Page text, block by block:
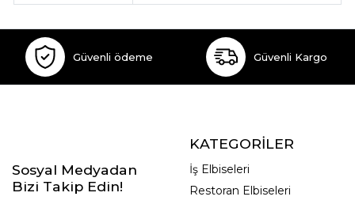
Güvenli ödeme Güvenli Kargo
Sosyal Medyadan
Bizi Takip Edin!
KATEGORİLER
İş Elbiseleri
Restoran Elbiseleri